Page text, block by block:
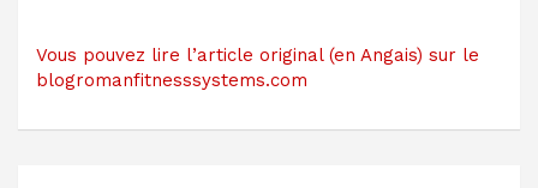
Vous pouvez lire l’article original (en Angais) sur le
blogromanfitnesssystems.com